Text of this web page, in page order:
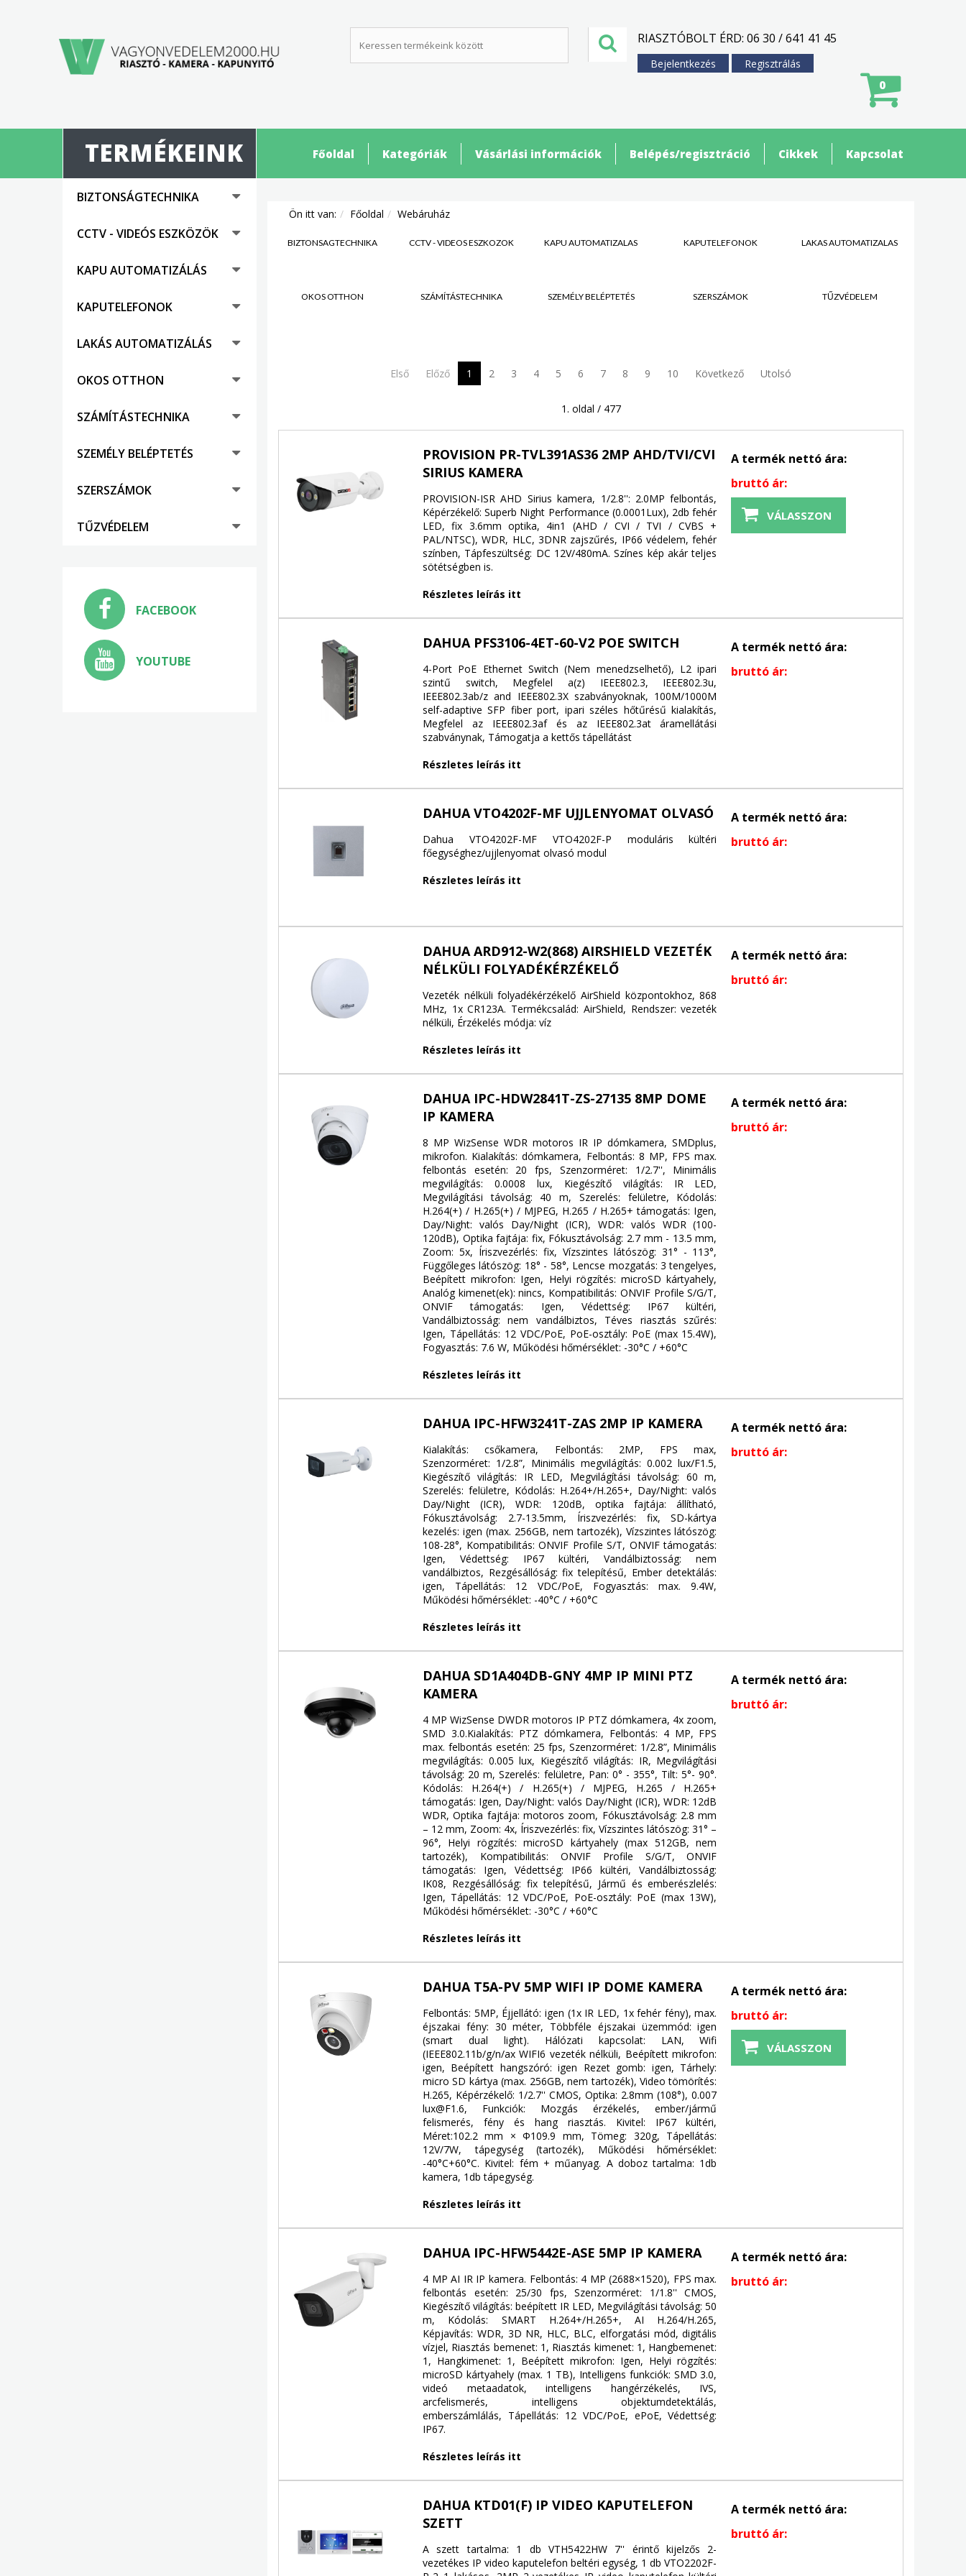
RIASZTÓBOLT ÉRD: 06 30 / 641 41 45
Bejelentkezés Regisztrálás
0
Főoldal Kategóriák Vásárlási információk Belépés/regisztráció Cikkek Kapcsolat
TERMÉKEINK
BIZTONSÁGTECHNIKA
CCTV - VIDEÓS ESZKÖZÖK
KAPU AUTOMATIZÁLÁS
KAPUTELEFONOK
LAKÁS AUTOMATIZÁLÁS
OKOS OTTHON
SZÁMÍTÁSTECHNIKA
SZEMÉLY BELÉPTETÉS
SZERSZÁMOK
TŰZVÉDELEM
FACEBOOK
YOUTUBE
Ön itt van: Főoldal Webáruház
BIZTONSÁGTECHNIKA CCTV - VIDEÓS ESZKÖZÖK KAPU AUTOMATIZÁLÁS KAPUTELEFONOK LAKÁS AUTOMATIZÁLÁS
OKOS OTTHON SZÁMÍTÁSTECHNIKA SZEMÉLY BELÉPTETÉS SZERSZÁMOK TŰZVÉDELEM
Első Előző 1 2 3 4 5 6 7 8 9 10 Következő Utolsó
1. oldal / 477
PROVISION PR-TVL391AS36 2MP AHD/TVI/CVI
SIRIUS KAMERA
PROVISION-ISR AHD Sirius kamera, 1/2.8'': 2.0MP felbontás,
Képérzékelő: Superb Night Performance (0.0001Lux), 2db fehér
LED, fix 3.6mm optika, 4in1 (AHD / CVI / TVI / CVBS +
PAL/NTSC), WDR, HLC, 3DNR zajszűrés, IP66 védelem, fehér
színben, Tápfeszültség: DC 12V/480mA. Színes kép akár teljes
sötétségben is.
Részletes leírás itt
A termék nettó ára:
bruttó ár:
VÁLASSZON
DAHUA PFS3106-4ET-60-V2 POE SWITCH
4-Port PoE Ethernet Switch (Nem menedzselhető), L2 ipari
szintű switch, Megfelel a(z) IEEE802.3, IEEE802.3u,
IEEE802.3ab/z and IEEE802.3X szabványoknak, 100M/1000M
self-adaptive SFP fiber port, ipari széles hőtűrésű kialakítás,
Megfelel az IEEE802.3af és az IEEE802.3at áramellátási
szabványnak, Támogatja a kettős tápellátást
Részletes leírás itt
A termék nettó ára:
bruttó ár:
DAHUA VTO4202F-MF UJJLENYOMAT OLVASÓ
Dahua VTO4202F-MF VTO4202F-P moduláris kültéri
főegységhez/ujjlenyomat olvasó modul
Részletes leírás itt
A termék nettó ára:
bruttó ár:
DAHUA ARD912-W2(868) AIRSHIELD VEZETÉK
NÉLKÜLI FOLYADÉKÉRZÉKELŐ
Vezeték nélküli folyadékérzékelő AirShield központokhoz, 868
MHz, 1x CR123A. Termékcsalád: AirShield, Rendszer: vezeték
nélküli, Érzékelés módja: víz
Részletes leírás itt
A termék nettó ára:
bruttó ár:
DAHUA IPC-HDW2841T-ZS-27135 8MP DOME
IP KAMERA
8 MP WizSense WDR motoros IR IP dómkamera, SMDplus,
mikrofon. Kialakítás: dómkamera, Felbontás: 8 MP, FPS max.
felbontás esetén: 20 fps, Szenzorméret: 1/2.7'', Minimális
megvilágítás: 0.0008 lux, Kiegészítő világítás: IR LED,
Megvilágítási távolság: 40 m, Szerelés: felületre, Kódolás:
H.264(+) / H.265(+) / MJPEG, H.265 / H.265+ támogatás: Igen,
Day/Night: valós Day/Night (ICR), WDR: valós WDR (100-
120dB), Optika fajtája: fix, Fókusztávolság: 2.7 mm - 13.5 mm,
Zoom: 5x, Íriszvezérlés: fix, Vízszintes látószög: 31° - 113°,
Függőleges látószög: 18° - 58°, Lencse mozgatás: 3 tengelyes,
Beépített mikrofon: Igen, Helyi rögzítés: microSD kártyahely,
Analóg kimenet(ek): nincs, Kompatibilitás: ONVIF Profile S/G/T,
ONVIF támogatás: Igen, Védettség: IP67 kültéri,
Vandálbiztosság: nem vandálbiztos, Téves riasztás szűrés:
Igen, Tápellátás: 12 VDC/PoE, PoE-osztály: PoE (max 15.4W),
Fogyasztás: 7.6 W, Működési hőmérséklet: -30°C / +60°C
Részletes leírás itt
A termék nettó ára:
bruttó ár:
DAHUA IPC-HFW3241T-ZAS 2MP IP KAMERA
Kialakítás: csőkamera, Felbontás: 2MP, FPS max,
Szenzorméret: 1/2.8”, Minimális megvilágítás: 0.002 lux/F1.5,
Kiegészítő világítás: IR LED, Megvilágítási távolság: 60 m,
Szerelés: felületre, Kódolás: H.264+/H.265+, Day/Night: valós
Day/Night (ICR), WDR: 120dB, optika fajtája: állítható,
Fókusztávolság: 2.7-13.5mm, Íriszvezérlés: fix, SD-kártya
kezelés: igen (max. 256GB, nem tartozék), Vízszintes látószög:
108-28°, Kompatibilitás: ONVIF Profile S/T, ONVIF támogatás:
Igen, Védettség: IP67 kültéri, Vandálbiztosság: nem
vandálbiztos, Rezgésállóság: fix telepítésű, Ember detektálás:
igen, Tápellátás: 12 VDC/PoE, Fogyasztás: max. 9.4W,
Működési hőmérséklet: -40°C / +60°C
Részletes leírás itt
A termék nettó ára:
bruttó ár:
DAHUA SD1A404DB-GNY 4MP IP MINI PTZ
KAMERA
4 MP WizSense DWDR motoros IP PTZ dómkamera, 4x zoom,
SMD 3.0.Kialakítás: PTZ dómkamera, Felbontás: 4 MP, FPS
max. felbontás esetén: 25 fps, Szenzorméret: 1/2.8”, Minimális
megvilágítás: 0.005 lux, Kiegészítő világítás: IR, Megvilágítási
távolság: 20 m, Szerelés: felületre, Pan: 0° - 355°, Tilt: 5°- 90°.
Kódolás: H.264(+) / H.265(+) / MJPEG, H.265 / H.265+
támogatás: Igen, Day/Night: valós Day/Night (ICR), WDR: 12dB
WDR, Optika fajtája: motoros zoom, Fókusztávolság: 2.8 mm
– 12 mm, Zoom: 4x, Íriszvezérlés: fix, Vízszintes látószög: 31° –
96°, Helyi rögzítés: microSD kártyahely (max 512GB, nem
tartozék), Kompatibilitás: ONVIF Profile S/G/T, ONVIF
támogatás: Igen, Védettség: IP66 kültéri, Vandálbiztosság:
IK08, Rezgésállóság: fix telepítésű, Jármű és emberészlelés:
Igen, Tápellátás: 12 VDC/PoE, PoE-osztály: PoE (max 13W),
Működési hőmérséklet: -30°C / +60°C
Részletes leírás itt
A termék nettó ára:
bruttó ár:
DAHUA T5A-PV 5MP WIFI IP DOME KAMERA
Felbontás: 5MP, Éjjellátó: igen (1x IR LED, 1x fehér fény), max.
éjszakai fény: 30 méter, Többféle éjszakai üzemmód: igen
(smart dual light). Hálózati kapcsolat: LAN, Wifi
(IEEE802.11b/g/n/ax WIFI6 vezeték nélküli, Beépített mikrofon:
igen, Beépített hangszóró: igen Rezet gomb: igen, Tárhely:
micro SD kártya (max. 256GB, nem tartozék), Video tömörítés:
H.265, Képérzékelő: 1/2.7'' CMOS, Optika: 2.8mm (108°), 0.007
lux@F1.6, Funkciók: Mozgás érzékelés, ember/jármű
felismerés, fény és hang riasztás. Kivitel: IP67 kültéri,
Méret:102.2 mm × Φ109.9 mm, Tömeg: 320g, Tápellátás:
12V/7W, tápegység (tartozék), Működési hőmérséklet:
-40°C+60°C. Kivitel: fém + műanyag. A doboz tartalma: 1db
kamera, 1db tápegység.
Részletes leírás itt
A termék nettó ára:
bruttó ár:
VÁLASSZON
DAHUA IPC-HFW5442E-ASE 5MP IP KAMERA
4 MP AI IR IP kamera. Felbontás: 4 MP (2688×1520), FPS max.
felbontás esetén: 25/30 fps, Szenzorméret: 1/1.8'' CMOS,
Kiegészítő világítás: beépített IR LED, Megvilágítási távolság: 50
m, Kódolás: SMART H.264+/H.265+, AI H.264/H.265,
Képjavítás: WDR, 3D NR, HLC, BLC, elforgatási mód, digitális
vízjel, Riasztás bemenet: 1, Riasztás kimenet: 1, Hangbemenet:
1, Hangkimenet: 1, Beépített mikrofon: Igen, Helyi rögzítés:
microSD kártyahely (max. 1 TB), Intelligens funkciók: SMD 3.0,
videó metaadatok, intelligens hangérzékelés, IVS,
arcfelismerés, intelligens objektumdetektálás,
emberszámlálás, Tápellátás: 12 VDC/PoE, ePoE, Védettség:
IP67.
Részletes leírás itt
A termék nettó ára:
bruttó ár:
DAHUA KTD01(F) IP VIDEO KAPUTELEFON
SZETT
A szett tartalma: 1 db VTH5422HW 7'' érintő kijelzős 2-
vezetékes IP video kaputelefon beltéri egység, 1 db VTO2202F-
A termék nettó ára:
bruttó ár: